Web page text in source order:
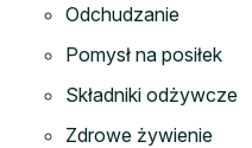
Odchudzanie
Pomysł na posiłek
Składniki odżywcze
Zdrowe żywienie